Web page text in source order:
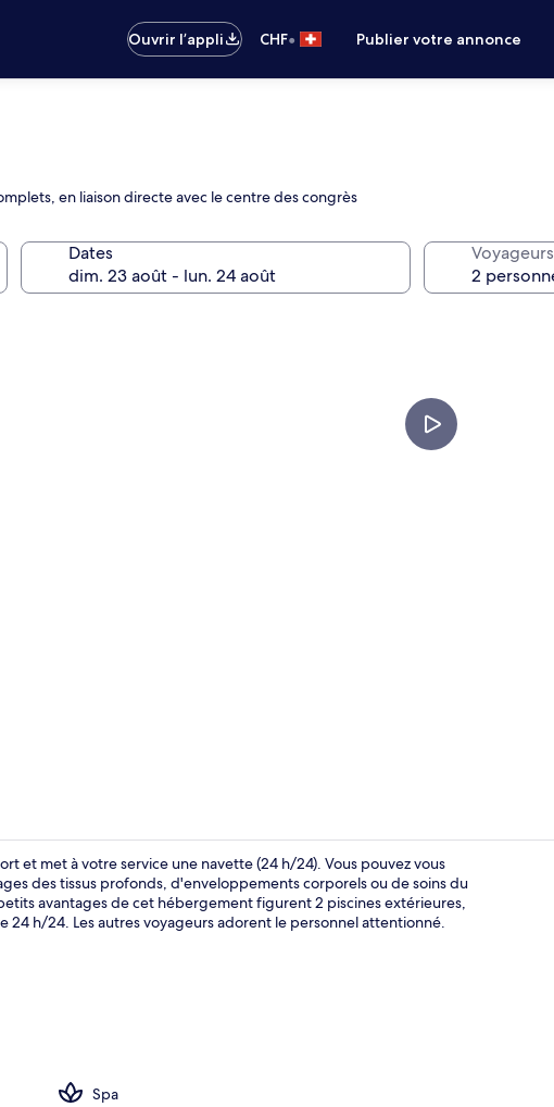
Ouvrir l’appli
CHF• Publier votre annonce
en liaison directe avec le centre des congrès
Dates Voyageurs
Restaurant
et met à votre service une navette (24 h/24). Vous pouvez vous
des tissus profonds, d'enveloppements corporels ou de soins du
avantages de cet hébergement figurent 2 piscines extérieures,
24 h/24. Les autres voyageurs adorent le personnel attentionné.
Spa